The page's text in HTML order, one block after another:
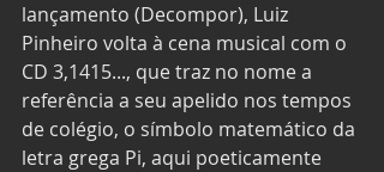
lançamento (Decompor), Luiz
Pinheiro volta à cena musical com o
CD 3,1415..., que traz no nome a
referência a seu apelido nos tempos
de colégio, o símbolo matemático da
letra grega Pi, aqui poeticamente